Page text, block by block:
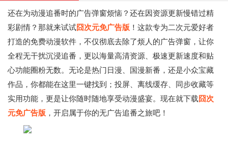
还在为动漫追番时的广告弹窗烦恼？还在因资源更新慢错过精
彩剧情？那就来试试囧次元免广告版 ！这款专为二次元爱好者
打造的免费动漫软件，不仅彻底去除了烦人的广告弹窗，让你
全程无干扰沉浸追番，更以海量高清资源、极速更新速度和贴
心功能圈粉无数。无论是热门日漫、国漫新番，还是小众宝藏
作品，你都能在这里一键找到；投屏、离线缓存、同步收藏等
实用功能，更是让你随时随地享受动漫盛宴。现在就下载囧次
元免广告版 ，开启属于你的无广告追番之旅吧！